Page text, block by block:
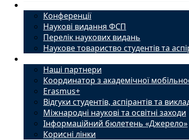
Конференції
Наукові видання ФСП
Перелік наукових видань
Наукове товариство студентів та
Наші партнери
Координатор з академічної
Erasmus+
Відгуки студентів, аспірантів та
Міжнародні наукові та освітні заходи
Інформаційний бюлетень «Джерело»
Корисні лінки